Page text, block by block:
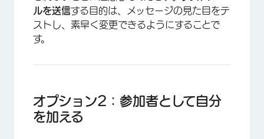
ルを送信する目的は、メッセージの見た目をテ
ストし、素早く変更できるようにすることで
す。
オプション2：参加者として自分
を加える